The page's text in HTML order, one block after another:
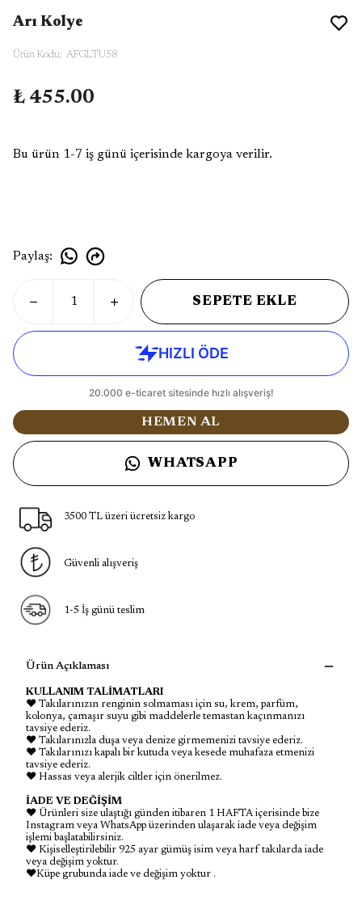
Arı Kolye
Ürün Kodu: AFGLTU58
₺ 455.00
Bu ürün 1-7 iş günü içerisinde kargoya verilir.
Paylaş:
SEPETE EKLE
HEMEN AL
WHATSAPP
3500 TL üzeri ücretsiz kargo
Güvenli alışveriş
1-5 İş günü teslim
Ürün Açıklaması
KULLANIM TALİMATLARI
♥ Takılarınızın renginin solmaması için su, krem, parfüm,
kolonya, çamaşır suyu gibi maddelerle temastan kaçınmanızı
tavsiye ederiz.
♥ Takılarınızla duşa veya denize girmemenizi tavsiye ederiz.
♥ Takılarınızı kapalı bir kutuda veya kesede muhafaza etmenizi
tavsiye ederiz.
♥ Hassas veya alerjik ciltler için önerilmez.
İADE VE DEĞİŞİM
♥ Ürünleri size ulaştığı günden itibaren 1 HAFTA içerisinde bize
Instagram veya WhatsApp üzerinden ulaşarak iade veya değişim
işlemi başlatabilirsiniz.
♥ Kişiselleştirilebilir 925 ayar gümüş isim veya harf takılarda iade
veya değişim yoktur.
♥Küpe grubunda iade ve değişim yoktur .